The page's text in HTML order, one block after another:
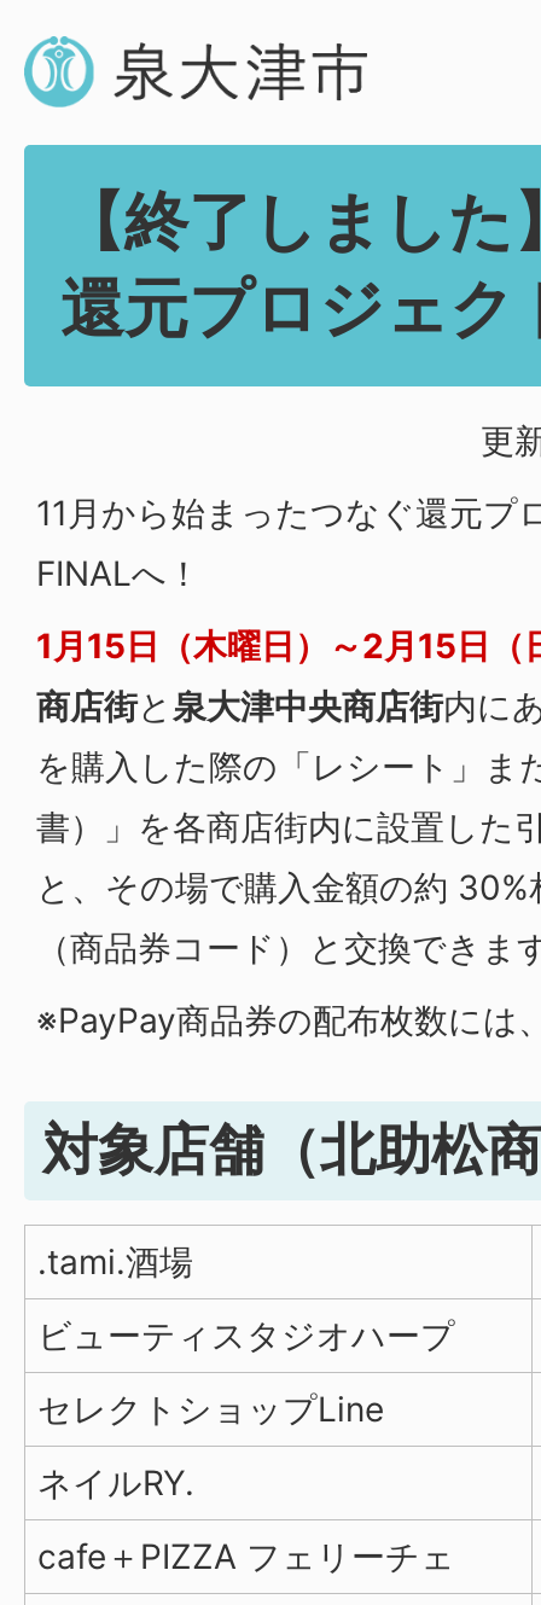
【終了しまし
還元プロジェク
更
11月から始まったつなぐ還元プ
FINALへ！
1月15日（木曜日）～2月15日（
商店街と 泉大津中央商店街内に
を購入した際の「レシート」ま
書）」を各商店街内に設置した
と、その場で購入金額の約
（商品券コード）と交換できま
※PayPay商品券の配布枚数には
対象店舗（北助松
.tami.酒場
ビューティスタジオハープ
セレクトショップLine
ネイルRY.
cafe＋PIZZA フェリーチェ